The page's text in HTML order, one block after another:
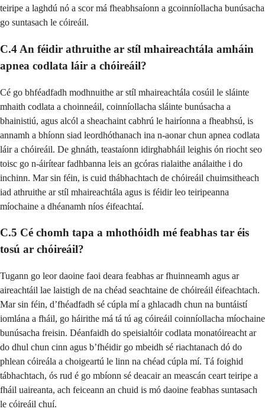
teiripe a laghdú nó a scor má fheabhsaíonn a gcoinníollacha bunúsacha
go suntasach le cóireáil.
C.4 An féidir athruithe ar stíl mhaireachtála amháin
apnea codlata láir a chóireáil?
Cé go bhféadfadh modhnuithe ar stíl mhaireachtála cosúil le sláinte
mhaith codlata a choinneáil, coinníollacha sláinte bunúsacha a
bhainistiú, agus alcól a sheachaint cabhrú le hairíonna a fheabhsú, is
annamh a bhíonn siad leordhóthanach ina n-aonar chun apnea codlata
láir a chóireáil. De ghnáth, teastaíonn idirghabháil leighis ón riocht seo
toisc go n-áirítear fadhbanna leis an gcóras rialaithe análaithe i do
inchinn. Mar sin féin, is cuid thábhachtach de chóireáil chuimsitheach
iad athruithe ar stíl mhaireachtála agus is féidir leo teiripeanna
míochaine a dhéanamh níos éifeachtaí.
C.5 Cé chomh tapa a mhothóidh mé feabhas tar éis
tosú ar chóireáil?
Tugann go leor daoine faoi deara feabhas ar fhuinneamh agus ar
aireachtáil lae laistigh de na chéad seachtaine de chóireáil éifeachtach.
Mar sin féin, d’fhéadfadh sé cúpla mí a ghlacadh chun na buntáistí
iomlána a fháil, go háirithe má tá tú ag cóireáil coinníollacha míochaine
bunúsacha freisin. Déanfaidh do speisialtóir codlata monatóireacht ar
do dhul chun cinn agus b’fhéidir go mbeidh sé riachtanach dó do
phlean cóireála a choigeartú le linn na chéad cúpla mí. Tá foighid
tábhachtach, ós rud é go mbíonn sé deacair an meascán ceart teiripe a
fháil uaireanta, ach feiceann an chuid is mó daoine feabhas suntasach
le cóireáil chuí.